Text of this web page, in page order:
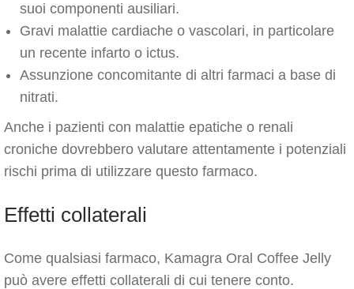
suoi componenti ausiliari.
Gravi malattie cardiache o vascolari, in particolare
un recente infarto o ictus.
Assunzione concomitante di altri farmaci a base di
nitrati.
Anche i pazienti con malattie epatiche o renali
croniche dovrebbero valutare attentamente i potenziali
rischi prima di utilizzare questo farmaco.
Effetti collaterali
Come qualsiasi farmaco, Kamagra Oral Coffee Jelly
può avere effetti collaterali di cui tenere conto.